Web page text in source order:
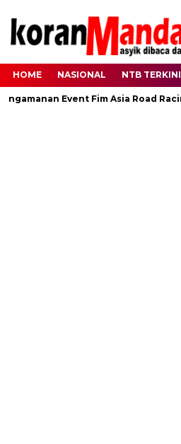
HOME NASIONAL NTB TERKINI
Event Fim Asia Road Racing